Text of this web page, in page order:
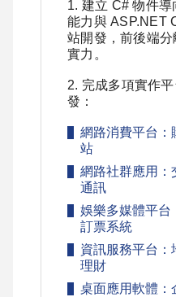
1. 建立 C# 物件導
能力與 ASP.NET
站開發，前後端分
實力。
2. 完成多項實作
發：
網路消費平台：
站
網路社群應用：
通訊
娛樂多媒體平台
訂票系統
資訊服務平台：
理財
桌面應用軟體：